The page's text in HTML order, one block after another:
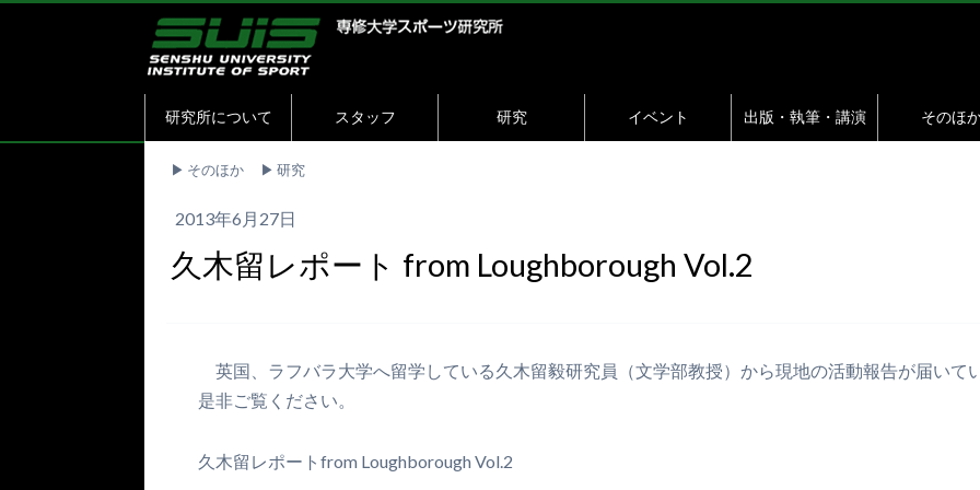
研究所について スタッフ 研究 イベント 出版・執筆・講演 そのほ
▶︎ そのほか ▶︎ 研究
2013年6月27日
久木留レポート from Loughborough Vol.2
英国、ラフバラ大学へ留学している久木留毅研究員（文学部教授）から現地の活動報告が届いて
是非ご覧ください。
久木留レポートfrom Loughborough Vol.2